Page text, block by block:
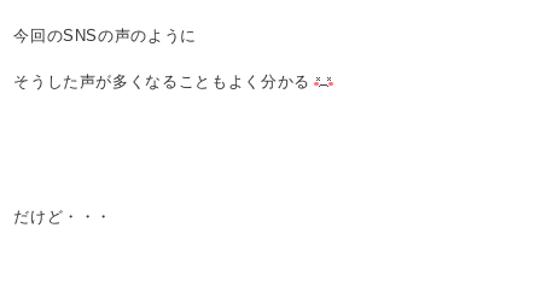
今回のSNSの声のように
そうした声が多くなることもよく分かる
だけど・・・